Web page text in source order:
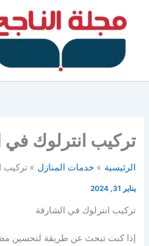
تركيب انترلوك في
الرئيسية خدمات المنازل تركيب
يناير 31, 2024
تركيب انترلوك في الشارقة
إذا كنت تبحث عن طريقة لتحسين